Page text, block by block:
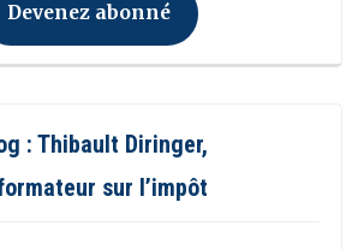
Devenez abonné
: Thibault Diringer,
sur l’impôt